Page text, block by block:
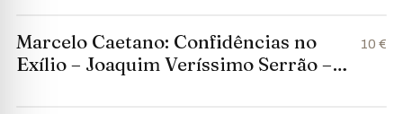
Marcelo Caetano: Confidências no
Exílio – Joaquim Veríssimo Serrão –
10 €